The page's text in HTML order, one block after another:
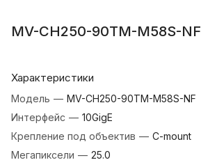
MV-CH250-90TM-M58S-NF
Характеристики
Модель — MV-CH250-90TM-M58S-NF
Интерфейс — 10GigE
Крепление под объектив — C-mount
Мегапиксели — 25.0